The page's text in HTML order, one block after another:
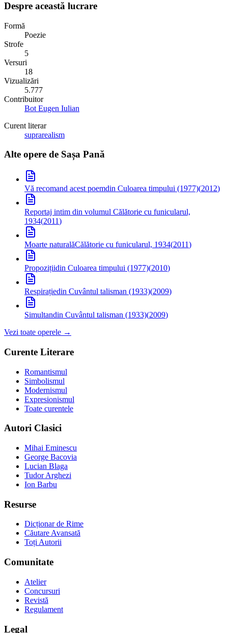
Despre această lucrare
Formă
Poezie
Strofe
5
Versuri
18
Vizualizări
5.777
Contribuitor
Bot Eugen Iulian
Curent literar
suprarealism
Alte opere de Sașa Pană
Vă recomand acest poemdin Culoarea timpului (1977)(2012)
Reportaj intim din volumul Călătorie cu funicularul,
1934(2011)
Moarte naturalăCălătorie cu funicularul, 1934(2011)
Propozițiidin Culoarea timpului (1977)(2010)
Respirațiedin Cuvântul talisman (1933)(2009)
Simultandin Cuvântul talisman (1933)(2009)
Vezi toate operele →
Curente Literare
Romantismul
Simbolismul
Modernismul
Expresionismul
Toate curentele
Autori Clasici
Mihai Eminescu
George Bacovia
Lucian Blaga
Tudor Arghezi
Ion Barbu
Resurse
Dicționar de Rime
Căutare Avansată
Toți Autorii
Comunitate
Atelier
Concursuri
Revistă
Regulament
Legal